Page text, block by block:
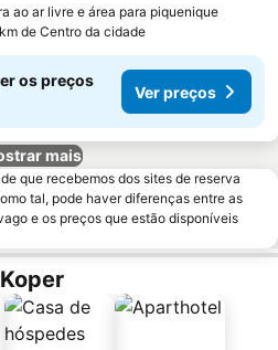
ao ar livre e área para piquenique
de Centro da cidade
os preços
Ver preços
mais
que recebemos dos sites de reserva
tal, pode haver diferenças entre as
e os preços que estão disponíveis